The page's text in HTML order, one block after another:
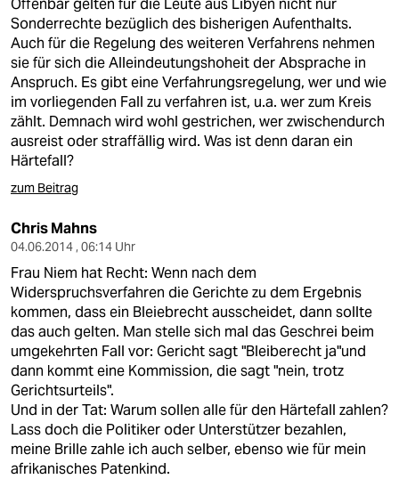
Offenbar gelten für die Leute aus Libyen nicht nur
Sonderrechte bezüglich des bisherigen Aufenthalts.
Auch für die Regelung des weiteren Verfahrens nehmen
sie für sich die Alleindeutungshoheit der Absprache in
Anspruch. Es gibt eine Verfahrungsregelung, wer und wie
im vorliegenden Fall zu verfahren ist, u.a. wer zum Kreis
zählt. Demnach wird wohl gestrichen, wer zwischendurch
ausreist oder straffällig wird. Was ist denn daran ein
Härtefall?
zum Beitrag
Chris Mahns
04.06.2014 , 06:14 Uhr
Frau Niem hat Recht: Wenn nach dem
Widerspruchsverfahren die Gerichte zu dem Ergebnis
kommen, dass ein Bleiebrecht ausscheidet, dann sollte
das auch gelten. Man stelle sich mal das Geschrei beim
umgekehrten Fall vor: Gericht sagt "Bleiberecht ja"und
dann kommt eine Kommission, die sagt "nein, trotz
Gerichtsurteils".
Und in der Tat: Warum sollen alle für den Härtefall zahlen?
Lass doch die Politiker oder Unterstützer bezahlen,
meine Brille zahle ich auch selber, ebenso wie für mein
afrikanisches Patenkind.